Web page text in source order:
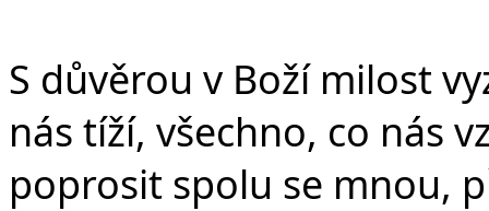
S důvěrou v Boží milost
nás tíží, všechno, co nás
poprosit spolu se mnou,